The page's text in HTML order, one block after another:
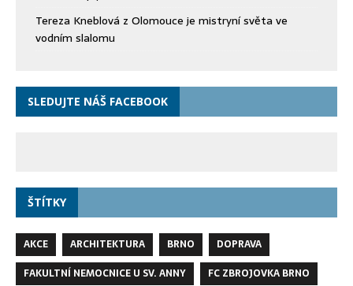
Tereza Kneblová z Olomouce je mistryní světa ve
vodním slalomu
SLEDUJTE NÁŠ FACEBOOK
ŠTÍTKY
AKCE ARCHITEKTURA BRNO
DOPRAVA
FAKULTNÍ NEMOCNICE U SV. ANNY
FC ZBROJOVKA BRNO